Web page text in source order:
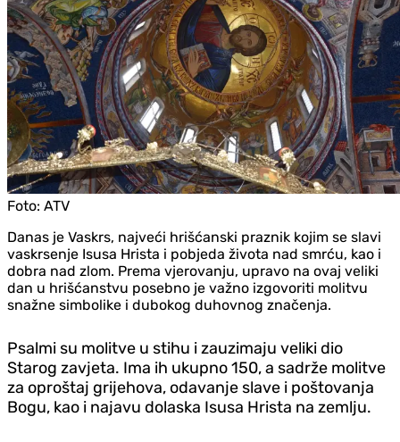
Foto: ATV
Danas je Vaskrs, najveći hrišćanski praznik kojim se slavi
vaskrsenje Isusa Hrista i pobjeda života nad smrću, kao i
dobra nad zlom. Prema vjerovanju, upravo na ovaj veliki
dan u hrišćanstvu posebno je važno izgovoriti molitvu
snažne simbolike i dubokog duhovnog značenja.
Psalmi su molitve u stihu i zauzimaju veliki dio
Starog zavjeta. Ima ih ukupno 150, a sadrže molitve
za oproštaj grijehova, odavanje slave i poštovanja
Bogu, kao i najavu dolaska Isusa Hrista na zemlju.